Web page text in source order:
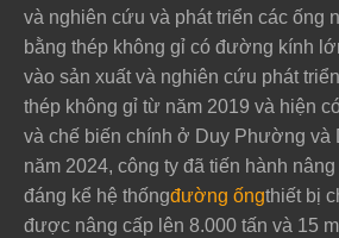
và nghiên cứu và phát triển các ống
bằng thép không gỉ có đường kính
vào sản xuất và nghiên cứu phát
thép không gỉ từ năm 2019 và hiện
và chế biến chính ở Duy Phường và
năm 2024, công ty đã tiến hành
đáng kể hệ thốngđường ốngthiết bị
được nâng cấp lên 8.000 tấn và 15